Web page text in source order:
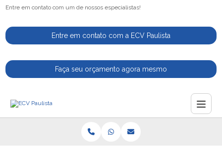
Entre em contato com um de nossos especialistas!
Entre em contato com a ECV Paulista
Faça seu orçamento agora mesmo